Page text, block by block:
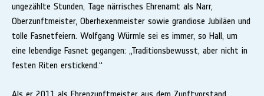
ungezählte Stunden, Tage närrisches Ehrenamt als Narr,
Oberzunftmeister, Oberhexenmeister sowie grandiose Jubiläen und
tolle Fasnetfeiern. Wolfgang Würmle sei es immer, so Hall, um
eine lebendige Fasnet gegangen: „Traditionsbewusst, aber nicht in
festen Riten erstickend.“
Als er 2011 als Ehrenzunftmeister aus dem Zunftvorstand